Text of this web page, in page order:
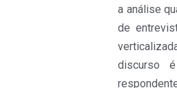
a análise
de
discurso